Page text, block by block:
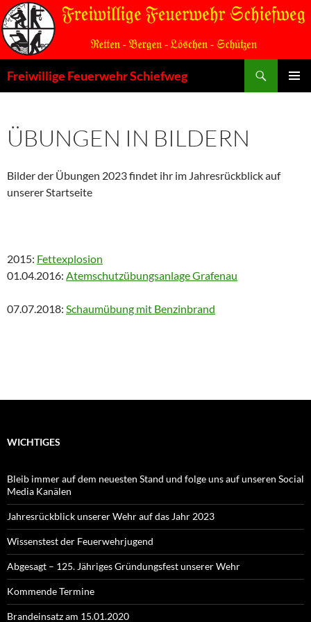
Zum
Inhalt
springen
Freiwillige Feuerwehr Schiefweg
ÜBUNGEN IN BILDERN
Bilder der Übungen 2023 findet ihr im Jahresrückblick auf
unserer Startseite
2015: Fettexplosion
01.04.2016: Atemschutzübungsanlage Grafenau
07.07.2018: Schaumübung mit Benzinbrand
WICHTIGES
Bleib immer auf dem neuesten Stand und folge uns auf unseren Social
Media Kanälen
Jahresrückblick unserer Wehr auf das Jahr 2023
Wissenstest der Feuerwehrjugend
Abgesagt – 125. Jähriges Gründungsfest unserer Wehr
Kommende Termine
Brandeinsatz am 15.01.2020